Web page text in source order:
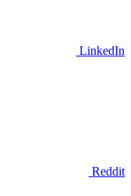
LinkedIn
Reddit